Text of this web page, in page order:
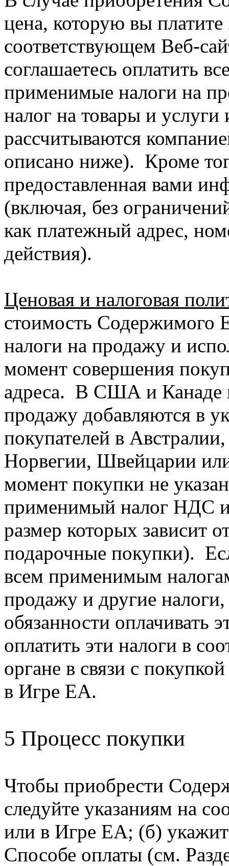
цена, которую вы платите
соответствующем Веб-
соглашаетесь оплатить
применимые налоги на
налог на товары и
рассчитываются
описано ниже). Кроме
предоставленная вами
(включая, без
как платежный адрес,
действия).
Ценовая и налоговая
стоимость Содержимого
налоги на продажу и
момент совершения
адреса. В США и Канаде
продажу добавляются в
покупателей в
Норвегии, Швейцарии
момент покупки не
применимый налог НДС
размер которых зависит
подарочные покупки).
всем применимым
продажу и другие
обязанности оплачивать
оплатить эти налоги в
органе в связи с
в Игре EA.
5 Процесс покупки
Чтобы приобрести
следуйте указаниям на
или в Игре EA; (б)
Способе оплаты (см.